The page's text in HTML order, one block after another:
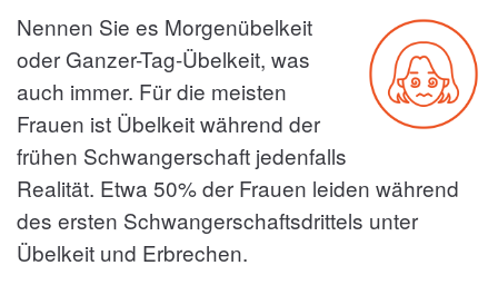
Nennen Sie es Morgenübelkeit
oder Ganzer-Tag-Übelkeit, was
auch immer. Für die meisten
Frauen ist Übelkeit während der
frühen Schwangerschaft jedenfalls
Realität. Etwa 50% der Frauen leiden während
des ersten Schwangerschaftsdrittels unter
Übelkeit und Erbrechen.